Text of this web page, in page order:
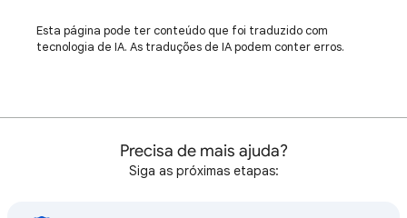
Esta página pode ter conteúdo que foi traduzido com
tecnologia de IA. As traduções de IA podem conter erros.
Precisa de mais ajuda?
Siga as próximas etapas: